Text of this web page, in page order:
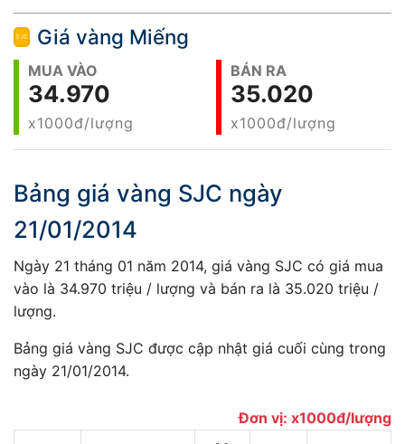
Giá vàng Miếng
MUA VÀO
34.970
x1000đ/lượng
BÁN RA
35.020
x1000đ/lượng
Bảng giá vàng SJC ngày
21/01/2014
Ngày 21 tháng 01 năm 2014, giá vàng SJC có giá mua
vào là 34.970 triệu / lượng và bán ra là 35.020 triệu /
lượng.
Bảng giá vàng SJC được cập nhật giá cuối cùng trong
ngày 21/01/2014.
Đơn vị: x1000đ/lượng